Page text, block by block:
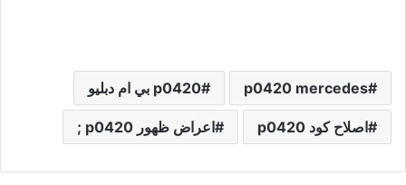
p0420 mercedes p0420 بي ام دبليو
اصلاح كود p0420 اعراض ظهور p0420 ;